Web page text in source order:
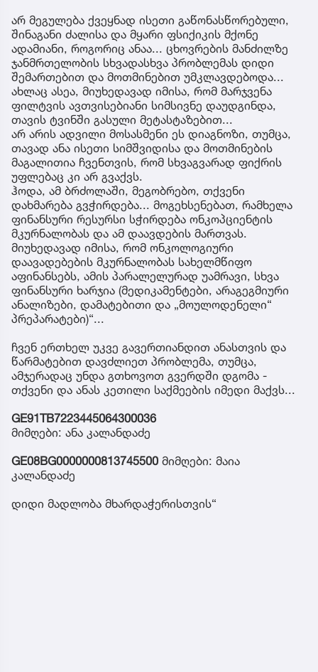
არ მეგულება ქვეყნად ისეთი გაწონასწორებული,
შინაგანი ძალისა და მყარი ფსიქიკის მქონე
ადამიანი, როგორიც ანაა... ცხოვრების მანძილზე
ჯანმრთელობის სხვადასხვა პრობლემას დიდი
შემართებით და მოთმინებით უმკლავდებოდა...
ახლაც ასეა, მიუხედავად იმისა, რომ მარჯვენა
ფილტვის ავთვისებიანი სიმსივნე დაუდგინდა,
თავის ტვინში გასული მეტასტაზებით...
არ არის ადვილი მოსასმენი ეს დიაგნოზი, თუმცა,
თავად ანა ისეთი სიმშვიდისა და მოთმინების
მაგალითია ჩვენთვის, რომ სხვაგვარად ფიქრის
უფლებაც კი არ გვაქვს.
ჰოდა, ამ ბრძოლაში, მეგობრებო, თქვენი
დახმარება გვჭირდება... მოგეხსენებათ, რამხელა
ფინანსური რესურსი სჭირდება ონკოპციენტის
მკურნალობას და ამ დაავდების მართვას.
მიუხედავად იმისა, რომ ონკოლოგიური
დაავადებების მკურნალობას სახელმწიფო
აფინანსებს, ამის პარალელურად უამრავი, სხვა
ფინანსური ხარჯია (მედიკამენტები, არაგეგმიური
ანალიზები, დამატებითი და „მოულოდენელი“
პრეპარატები)“...
ჩვენ ერთხელ უკვე გავერთიანდით ანასთვის და
წარმატებით დავძლიეთ პრობლემა, თუმცა,
ამჯერადაც უნდა გთხოვოთ გვერდში დგომა -
თქვენი და ანას კეთილი საქმეების იმედი მაქვს...
GE91TB7223445064300036
მიმღები: ანა კალანდაძე
GE08BG0000000813745500 მიმღები: მაია
კალანდაძე
დიდი მადლობა მხარდაჭერისთვის“